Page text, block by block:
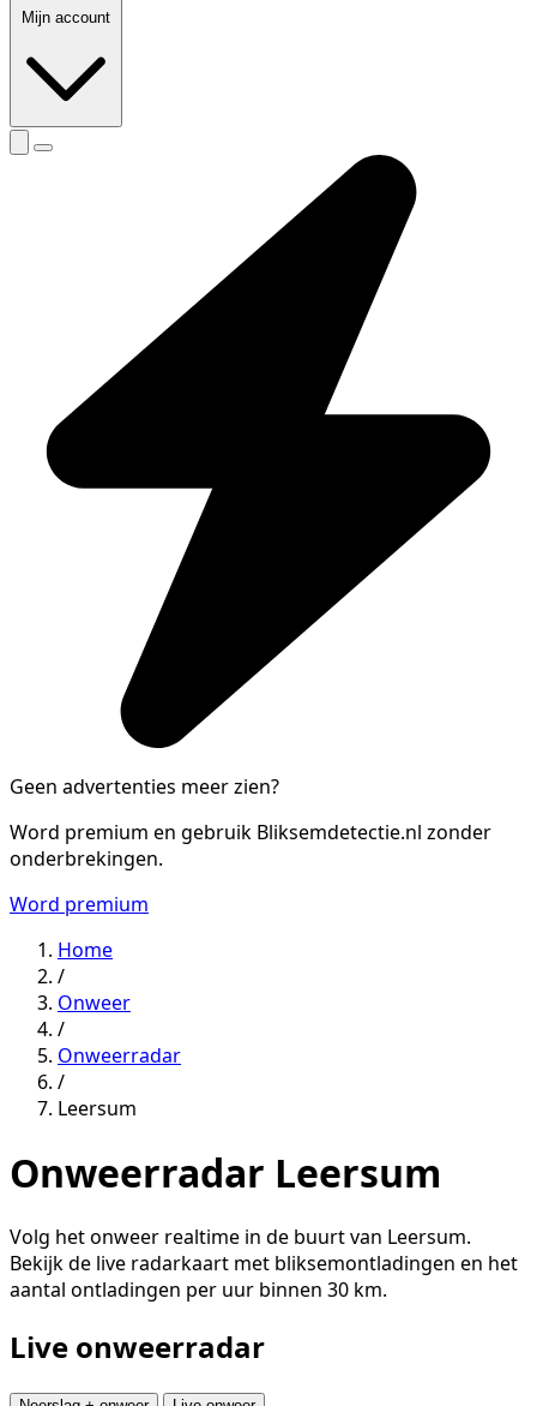
Mijn account
Geen advertenties meer zien?
Word premium en gebruik Bliksemdetectie.nl zonder
onderbrekingen.
Word premium
Home
/
Onweer
/
Onweerradar
/
Leersum
Onweerradar Leersum
Volg het onweer realtime in de buurt van Leersum.
Bekijk de live radarkaart met bliksemontladingen en het
aantal ontladingen per uur binnen 30 km.
Live onweerradar